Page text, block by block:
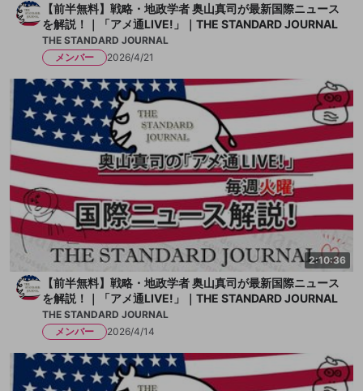
【前半無料】戦略・地政学者 奥山真司が最新国際ニュース
を解説！｜「アメ通LIVE!」｜THE STANDARD JOURNAL
THE STANDARD JOURNAL
メンバー
2026/4/21
2:10:36
【前半無料】戦略・地政学者 奥山真司が最新国際ニュース
を解説！｜「アメ通LIVE!」｜THE STANDARD JOURNAL
THE STANDARD JOURNAL
メンバー
2026/4/14